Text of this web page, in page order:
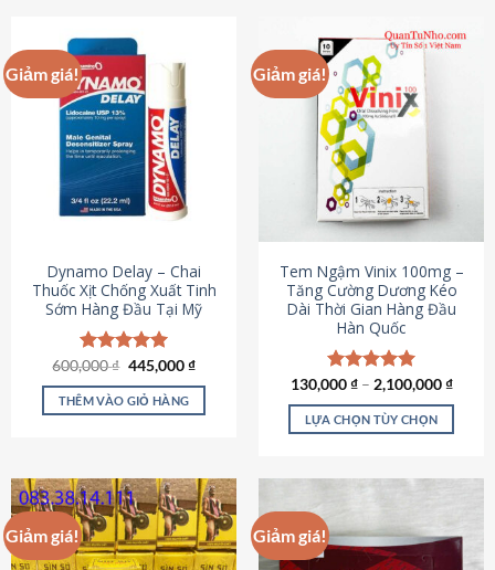
Giảm giá!
Dynamo Delay – Chai
Thuốc Xịt Chống Xuất Tinh
Sớm Hàng Đầu Tại Mỹ
Được xếp
hạng5.00
5 sao
600,000₫ Giá
là:
600,000 ₫.
445,000₫Giá
tại
THÊM VÀO GIỎ HÀNG
Giảm giá!
Tem Ngậm Vinix 100mg –
Tăng Cường Dương Kéo
Dài Thời Gian Hàng Đầu
Hàn Quốc
Được xếp
hạng5.00
5 sao
130,000₫– 2,100,000₫
LỰA CHỌN TÙY CHỌN
nhiều
biến
Giảm giá! Giảm giá!